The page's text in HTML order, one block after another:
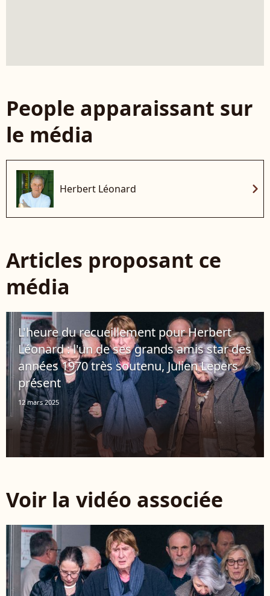
People apparaissant sur
le média
Herbert Léonard chevron_right
Articles proposant ce
média
L'heure du recueillement pour Herbert
Léonard : l'un de ses grands amis star des
années 1970 très soutenu, Julien Lepers
présent
12 mars 2025
Voir la vidéo associée